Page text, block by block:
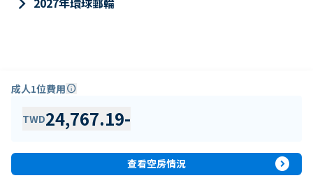
成人1位費用info
TWD24,767.19-
查看空房情況 expand_circle_right